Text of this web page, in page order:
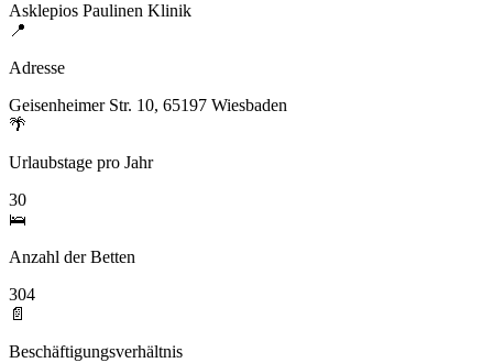
Asklepios Paulinen Klinik
📍
Adresse
Geisenheimer Str. 10, 65197 Wiesbaden
🌴
Urlaubstage pro Jahr
30
🛌
Anzahl der Betten
304
📄
Beschäftigungsverhältnis